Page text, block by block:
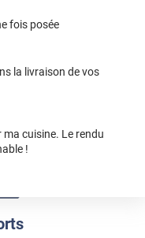
fois posée
la livraison de vos
cuisine. Le rendu
!